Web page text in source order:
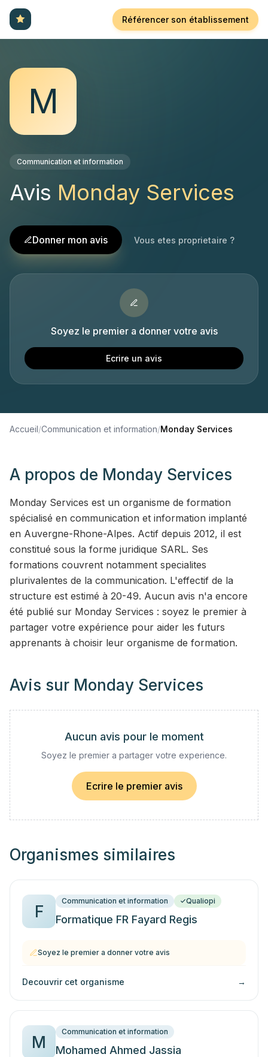
Référencer son établissement
M
Communication et information
Avis Monday Services
Donner mon avis Vous etes proprietaire ?
Soyez le premier a donner votre avis
Ecrire un avis
Accueil/Communication et information/Monday Services
A propos de Monday Services
Monday Services est un organisme de formation
spécialisé en communication et information implanté
en Auvergne-Rhone-Alpes. Actif depuis 2012, il est
constitué sous la forme juridique SARL. Ses
formations couvrent notamment specialites
plurivalentes de la communication. L'effectif de la
structure est estimé à 20-49. Aucun avis n'a encore
été publié sur Monday Services : soyez le premier à
partager votre expérience pour aider les futurs
apprenants à choisir leur organisme de formation.
Avis sur Monday Services
Aucun avis pour le moment
Soyez le premier a partager votre experience.
Ecrire le premier avis
Organismes similaires
F
Communication et information Qualiopi
Formatique FR Fayard Regis
Soyez le premier a donner votre avis
Decouvrir cet organisme →
M
Communication et information
Mohamed Ahmed Jassia